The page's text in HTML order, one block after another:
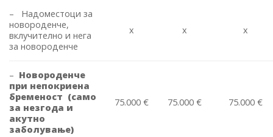
– Надоместоци за
новороденче,
вклучително и нега
за новороденче
x x x
– Новороденче
при непокриена
бременост (само
за незгода и
акутно
заболување)
75.000 € 75.000 € 75.000 €